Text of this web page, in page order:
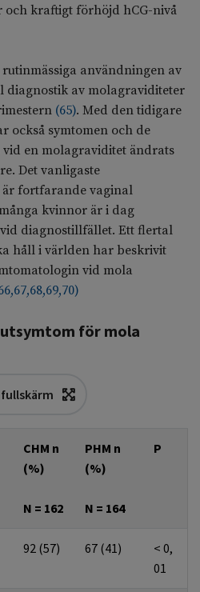
och kraftigt förhöjd hCG-nivå
användningen av
av molagraviditeter
(65). Med den tidigare
också symtomen och de
en molagraviditet ändrats
Det vanligaste
är fortfarande vaginal
kvinnor är i dag
diagnostillfället. Ett flertal
håll i världen har beskrivit
vid mola
,67,68,69,70)
för mola
CHM n
(%)
N = 162
PHM n
(%)
N = 164
P
92 (57) 67 (41)
< 0,
01